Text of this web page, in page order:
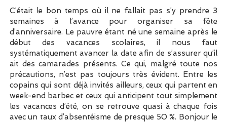
C’était le bon temps où il ne fallait pas s’y prendre 3
semaines à l’avance pour organiser sa fête
d’anniversaire. Le pauvre étant né une semaine après le
début des vacances scolaires, il nous faut
systématiquement avancer la date afin de s’assurer qu’il
ait des camarades présents. Ce qui, malgré toute nos
précautions, n’est pas toujours très évident. Entre les
copains qui sont déjà invités ailleurs, ceux qui partent en
week-end barbec et ceux qui anticipent tout simplement
les vacances d’été, on se retrouve quasi à chaque fois
avec un taux d’absentéisme de presque 50 %. Bonjour le